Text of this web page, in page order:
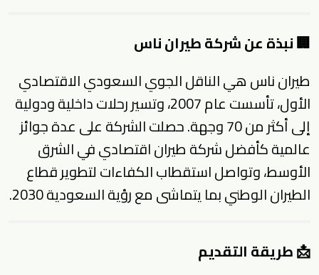
🏢 نبذة عن شركة طيران ناس
طيران ناس هي الناقل الجوي السعودي الاقتصادي
الأول، تأسست عام 2007، وتسير رحلات داخلية ودولية
إلى أكثر من 70 وجهة. حصلت الشركة على عدة جوائز
عالمية كأفضل شركة طيران اقتصادي في الشرق
الأوسط، وتواصل استقطاب الكفاءات لتطوير قطاع
الطيران الوطني بما يتماشى مع رؤية السعودية 2030.
📩 طريقة التقديم